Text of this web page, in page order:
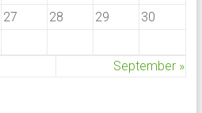
27 28 29
30
September »